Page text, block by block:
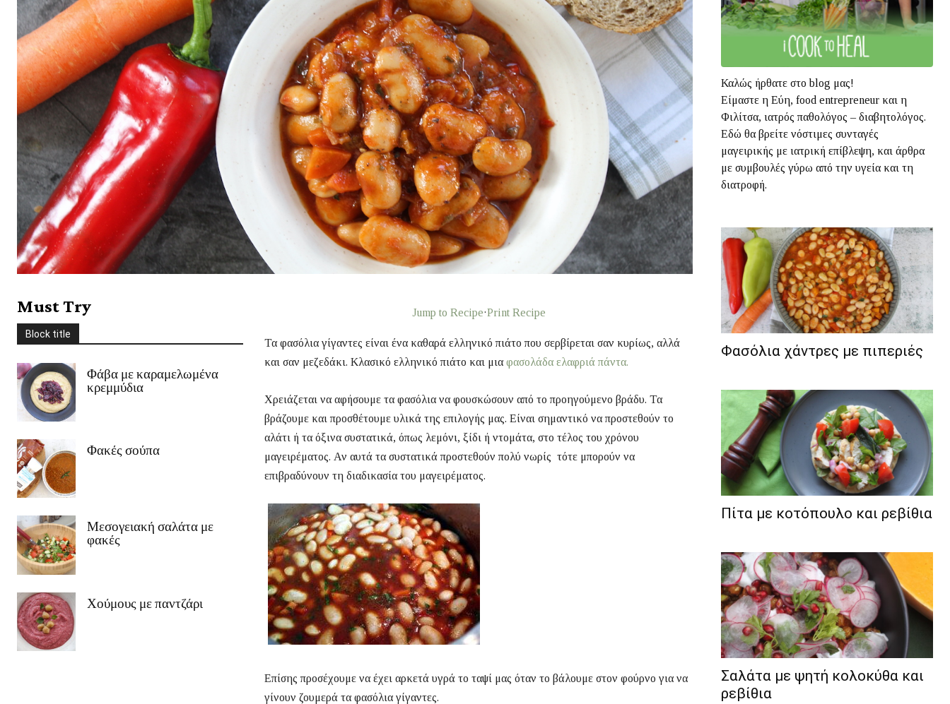
Must Try
Block title
air fryer Brunch
Cookies
Covid
Diet
Easter
Greek recipes in english
Russian
Smoothies
Tips Vegan
Vegetarian
΄
Αβγά
Αδυνάτισμα
Αθλητική διατροφή
Βιταμίνες
βρωμη
Γαλακτοκομικά
Γλυκά
Γονιμότητα
Δημητριακά
Διαβήτης
Δίαιτα
Διατροφή
Εγκυμοσύνη
Ζυμαρικά
Θηλασμός
Ιατρικά Καλοκαίρι
Κόκκινο κρέας
Κοτόπουλο
Κουζίνα
Λαχανικά
Μπέργκερ
Μπισκότα
Νηστεία
Ξηροί καρποί και σπόροι
Οργάνωση
Ορεκτικά
Όσπρια
Παγωτά
Παιδιά
Παραδοσιακές συνταγές
Πάσχα
Πατάτα
Περιβάλλον Πίτες
Πίτσα
Πρωινό
πρωτείνη Ρύζι
Σαλάτα
Σάλτσα
Σνακ Σοκολάτα
Σούπα
Φάβα με καραμελωμένα
κρεμμύδια
Φακές σούπα
Μεσογειακή σαλάτα με
φακές
Χούμους με παντζάρι
Jump to Recipe·Print Recipe
Τα φασόλια γίγαντες είναι ένα καθαρά ελληνικό πιάτο που σερβίρεται σαν κυρίως, αλλά
και σαν μεζεδάκι. Κλασικό ελληνικό πιάτο και μια φασολάδα ελαφριά πάντα.
Χρειάζεται να αφήσουμε τα φασόλια να φουσκώσουν από το προηγούμενο βράδυ. Τα
βράζουμε και προσθέτουμε υλικά της επιλογής μας. Είναι σημαντικό να προστεθούν το
αλάτι ή τα όξινα συστατικά, όπως λεμόνι, ξίδι ή ντομάτα, στο τέλος του χρόνου
μαγειρέματος. Αν αυτά τα συστατικά προστεθούν πολύ νωρίς τότε μπορούν να
επιβραδύνουν τη διαδικασία του μαγειρέματος.
Επίσης προσέχουμε να έχει αρκετά υγρά το ταψί μας όταν το βάλουμε στον φούρνο για να
γίνουν ζουμερά τα φασόλια γίγαντες.
Καλώς ήρθατε στο blog μας!
Είμαστε η Εύη, food entrepreneur και η
Φιλίτσα, ιατρός παθολόγος – διαβητολόγος.
Εδώ θα βρείτε νόστιμες συνταγές
μαγειρικής με ιατρική επίβλεψη, και άρθρα
με συμβουλές γύρω από την υγεία και τη
διατροφή.
Φασόλια χάντρες με πιπεριές
Πίτα με κοτόπουλο και ρεβίθια
Σαλάτα με ψητή κολοκύθα και
ρεβίθια